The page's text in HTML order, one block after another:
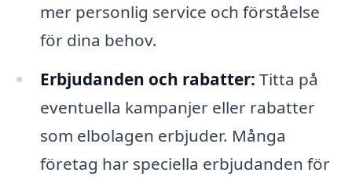
mer personlig service och förståelse
för dina behov.
Erbjudanden och rabatter: Titta på
eventuella kampanjer eller rabatter
som elbolagen erbjuder. Många
företag har speciella erbjudanden för